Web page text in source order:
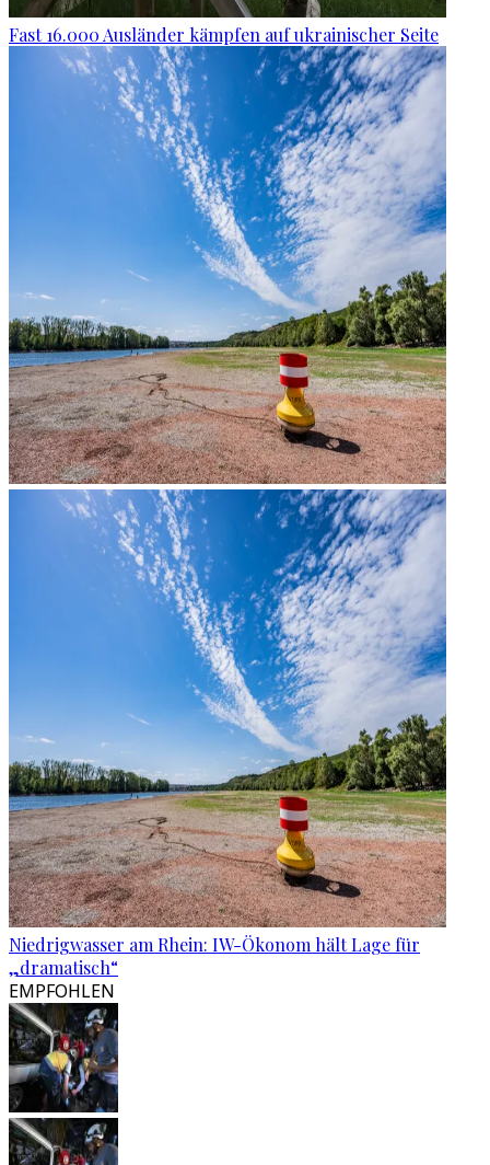
Fast 16.000 Ausländer kämpfen auf ukrainischer Seite
Niedrigwasser am Rhein: IW-Ökonom hält Lage für
„dramatisch“
EMPFOHLEN